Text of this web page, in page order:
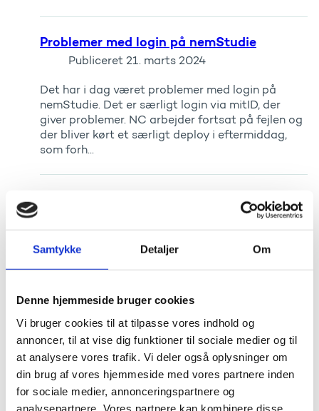
Samtykke Detaljer Om
Denne hjemmeside bruger cookies
Vi bruger cookies til at tilpasse vores indhold og
annoncer, til at vise dig funktioner til sociale medier og til
at analysere vores trafik. Vi deler også oplysninger om
din brug af vores hjemmeside med vores partnere inden
for sociale medier, annonceringspartnere og
analysepartnere. Vores partnere kan kombinere disse
Problemer med login på nemStudie
Publiceret 21. marts 2024
Det har i dag været problemer med login på
nemStudie. Det er særligt login via mitID, der
giver problemer. NC arbejder fortsat på fejlen og
der bliver kørt et særligt deploy i eftermiddag,
som forh...
Teknisk servicevindue på esas torsdag d 21
Publiceret 20. marts 2024
d. 21. Marts.
Alle kvote 2 ansøgninger er nu afhentet og
indlæst i esas
Publiceret 15. marts 2024
For en god ordens skyld kan det anbefales at